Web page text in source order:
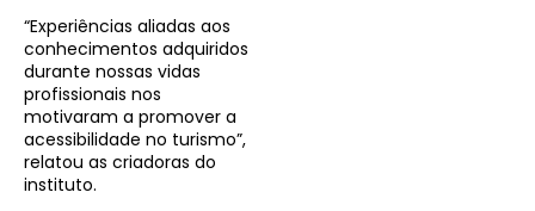
“Experiências aliadas aos
conhecimentos adquiridos
durante nossas vidas
profissionais nos
motivaram a promover a
acessibilidade no turismo”,
relatou as criadoras do
instituto.